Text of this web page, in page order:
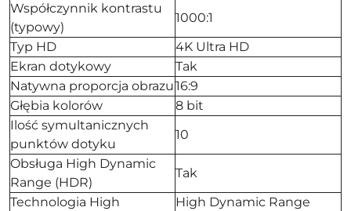
Współczynnik kontrastu
(typowy)
1000:1
Typ HD
4K Ultra HD
Ekran dotykowy
Tak
Natywna proporcja obrazu16:9
Głębia kolorów
8 bit
Ilość symultanicznych
punktów dotyku
10
Obsługa High Dynamic
Range (HDR)
Tak
Technologia High
High Dynamic Range